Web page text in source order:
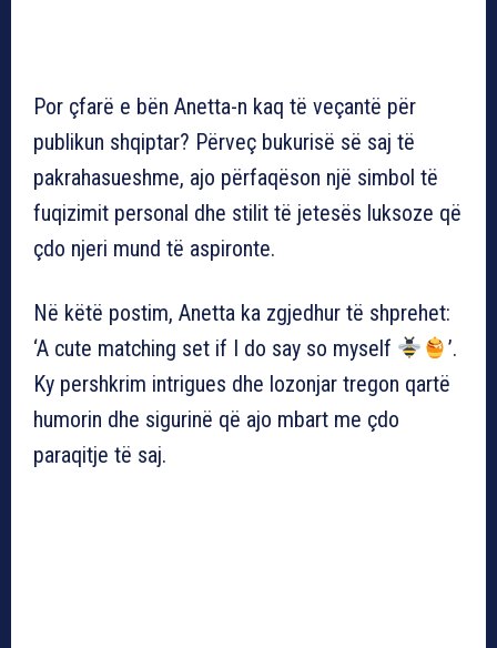
Por çfarë e bën Anetta-n kaq të veçantë për
publikun shqiptar? Përveç bukurisë së saj të
pakrahasueshme, ajo përfaqëson një simbol të
fuqizimit personal dhe stilit të jetesës luksoze që
çdo njeri mund të aspironte.
Në këtë postim, Anetta ka zgjedhur të shprehet:
‘A cute matching set if I do say so myself
’.
Ky pershkrim intrigues dhe lozonjar tregon qartë
humorin dhe sigurinë që ajo mbart me çdo
paraqitje të saj.